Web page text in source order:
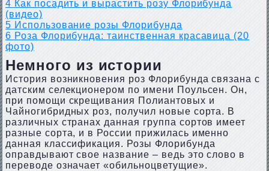
4 Как посадить и вырастить розу Флорибунда
(видео)
5 Использование розы Флорибунда
6 Роза Флорибунда: таинственная красавица (20
фото)
Немного из истории
История возникновения роз Флорибунда связана с
датским селекционером по имени Поульсен. Он,
при помощи скрещивания Полиантовых и
Чайногибридных роз, получил новые сорта. В
различных странах данная группа сортов имеет
разные сорта, и в России прижилась именно
данная классификация. Розы Флорибунда
оправдывают свое название – ведь это слово в
переводе означает «обильноцветущие».